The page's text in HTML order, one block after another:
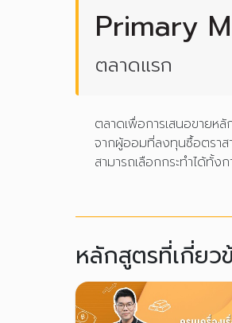
Primary
ตลาดแรก
ตลาดเพื่อการเสนอขายห
จากผู้ออมที่ลงทุนซื้อตราส
สามารถเลือกกระทำได้ทั้
หลักสูตรที่เกี่ยว